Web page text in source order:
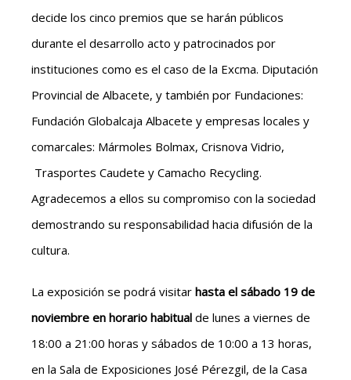
decide los cinco premios que se harán públicos
durante el desarrollo acto y patrocinados por
instituciones como es el caso de la Excma. Diputación
Provincial de Albacete, y también por Fundaciones:
Fundación Globalcaja Albacete y empresas locales y
comarcales: Mármoles Bolmax, Crisnova Vidrio,
Trasportes Caudete y Camacho Recycling.
Agradecemos a ellos su compromiso con la sociedad
demostrando su responsabilidad hacia difusión de la
cultura.
La exposición se podrá visitar hasta el sábado 19 de
noviembre en horario habitual de lunes a viernes de
18:00 a 21:00 horas y sábados de 10:00 a 13 horas,
en la Sala de Exposiciones José Pérezgil, de la Casa